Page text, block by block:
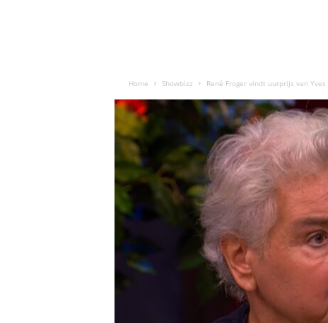
Home Showbizz René Froger vindt uurprijs van